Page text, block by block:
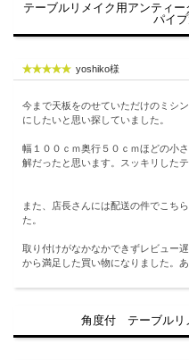
テーブルリメイク用アンティ
パイ
yoshiko様
今まで天板をのせていただけのミシ
にしたいと思い探していました。
幅１００ｃｍ奥行５０ｃｍほどの小
解だったと思います。スッキリした
また、店長さんには配送の件でこち
た。
取り付けがなかなかできずレビュー
から満足した買い物になりました。
角度付 テーブルリ